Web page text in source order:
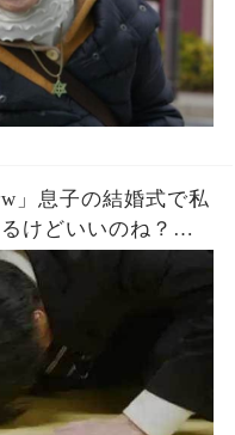
」息子の結婚式で私
けどいいのね？」
分後、結婚式でトラ